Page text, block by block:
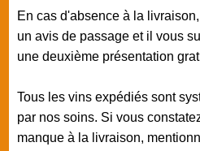
En cas d'absence à la
un avis de passage et il vous
une deuxième présentation
Tous les vins expédiés sont
par nos soins. Si vous
manque à la livraison,